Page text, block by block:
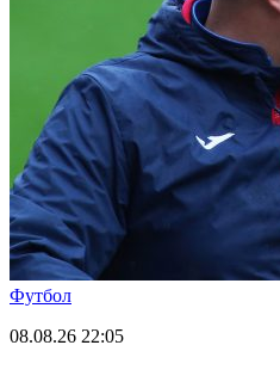
Футбол
08.08.26 22:05